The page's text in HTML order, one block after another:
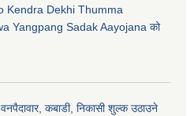
Kendra Dekhi Thumma
Yangpang Sadak Aayojana को
कबाडी, निकासी शुल्क उठाउने